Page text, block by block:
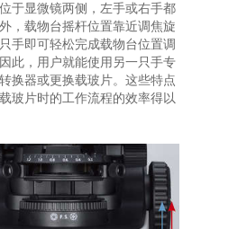
于显微镜两侧，左手或右手都
，载物台摇杆位置靠近调焦旋
手即可轻松完成载物台位置调
此，用户就能使用另一只手专
换器或更换载玻片。这些特点
玻片时的工作流程的效率得以